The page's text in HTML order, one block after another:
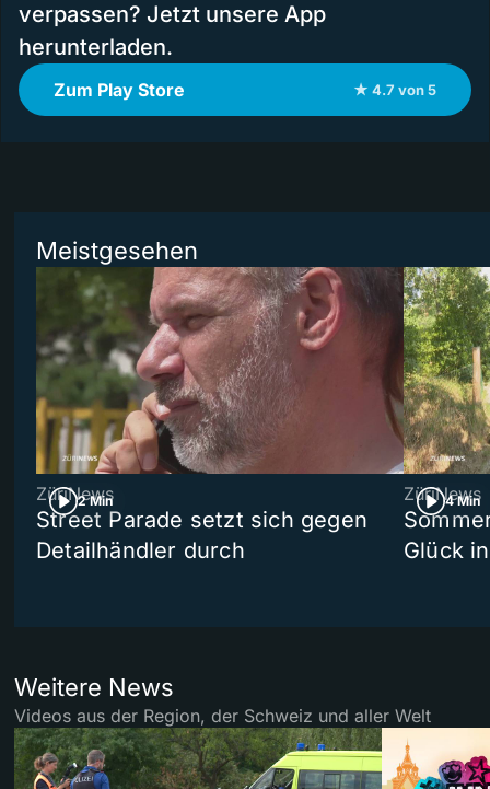
verpassen? Jetzt unsere App
herunterladen.
Zum Play Store ★ 4.7 von 5
Meistgesehen
2 Min
ZüriNews
Street Parade setzt sich gegen
Detailhändler durch
4 Min
ZüriNews
Glück
Weitere News
Videos aus der Region, der Schweiz und aller Welt